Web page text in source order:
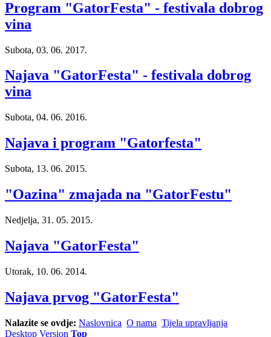
Program "GatorFesta" - festivala dobrog
vina
Subota, 03. 06. 2017.
Najava "GatorFesta" - festivala dobrog
vina
Subota, 04. 06. 2016.
Najava i program "Gatorfesta"
Subota, 13. 06. 2015.
"Oazina" zmajada na "GatorFestu"
Nedjelja, 31. 05. 2015.
Najava "GatorFesta"
Utorak, 10. 06. 2014.
Najava prvog "GatorFesta"
Nalazite se ovdje: Naslovnica O nama Tijela upravljanja
Desktop Version Top